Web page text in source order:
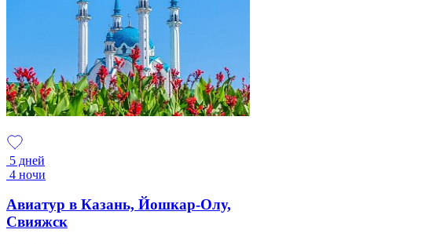
5 дней
4 ночи
Авиатур в Казань, Йошкар-Олу,
Свияжск